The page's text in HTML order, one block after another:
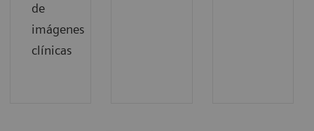
de
imágenes
clínicas